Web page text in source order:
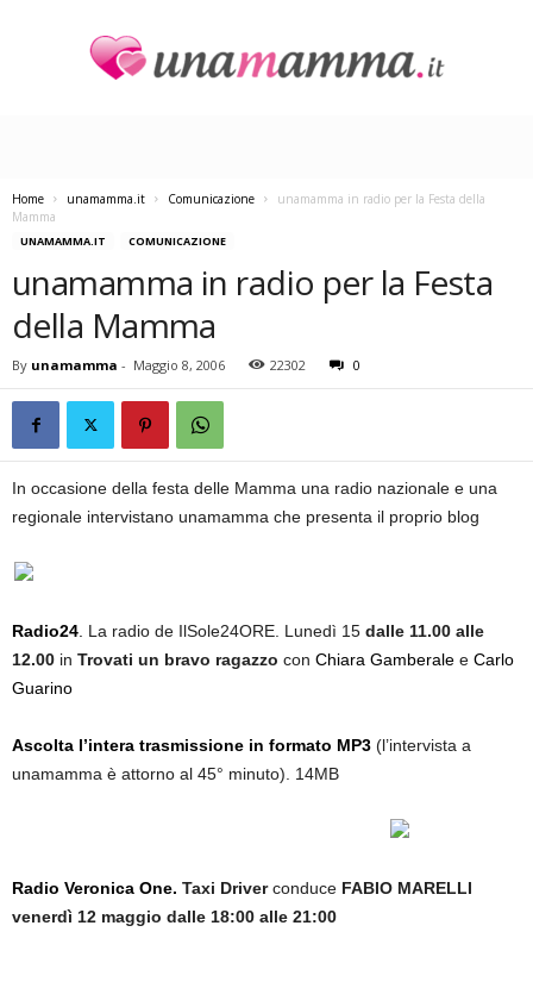
Home unamamma.it Comunicazione
unamamma in radio per la Festa della
Mamma
UNAMAMMA.IT COMUNICAZIONE
unamamma in radio per la Festa
della Mamma
By unamamma - Maggio 8, 2006 22302 0
In occasione della festa delle Mamma una radio nazionale e una
regionale intervistano unamamma che presenta il proprio blog
Radio24 La radio de IlSole24ORE. Lunedì 15 dalle 11.00 alle
12.00 in Trovati un bravo ragazzo con Chiara Gamberale e Carlo
Guarino
Ascolta l’intera trasmissione in formato MP3 (l’intervista a
unamamma è attorno al 45° minuto). 14MB
Radio Veronica One. Taxi Driverconduce FABIO MARELLI
venerdì 12 maggio dalle 18:00 alle 21:00